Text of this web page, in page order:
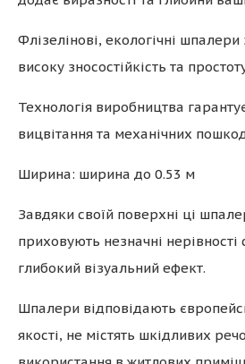
Флізелінові, екологічні
високу зносостійкість та
Технологія виробництва
вицвітання та механічних
Ширина: ширина до 0.53 м
Завдяки своїй поверхні ці
приховують незначні нерівності
глибокий візуальний ефект.
Шпалери відповідають
якості, не містять шкідливих